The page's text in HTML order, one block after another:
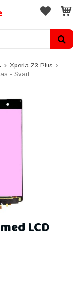
Xperia Z3 Plus
- Svart
LCD